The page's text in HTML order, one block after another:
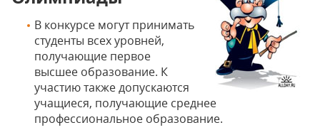
В конкурсе могут принимать
студенты всех уровней,
получающие первое
высшее образование. К
участию также допускаются
учащиеся, получающие среднее
профессиональное образование.